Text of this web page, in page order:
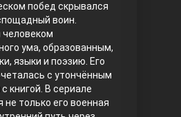
побед скрывался
воин.
ума, образованным,
языки и поэзию. Его
с утончённым
книгой. В сериале
не только его военная